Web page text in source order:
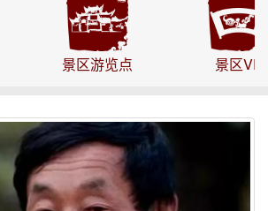
景区游览点 景区VR